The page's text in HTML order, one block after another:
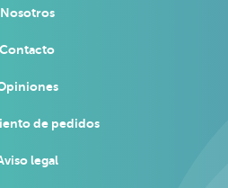
Nosotros
Contacto
de pedidos
legal